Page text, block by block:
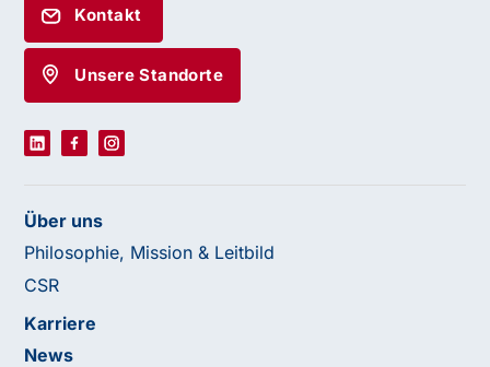
Kontakt
Unsere Standorte
Über uns
Philosophie, Mission & Leitbild
CSR
Karriere
News